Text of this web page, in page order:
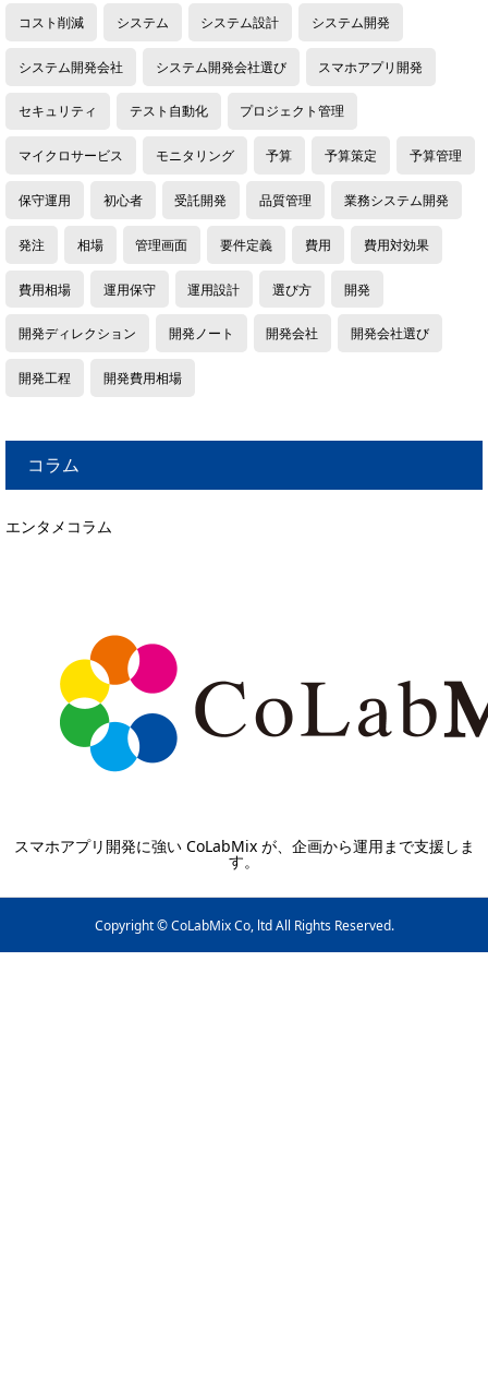
コスト削減 システム システム設計 システム開発
システム開発会社 システム開発会社選び スマホアプリ開発
セキュリティ テスト自動化 プロジェクト管理
マイクロサービス モニタリング 予算 予算策定 予算管理
保守運用 初心者 受託開発 品質管理 業務システム開発
発注 相場 管理画面 要件定義 費用 費用対効果
費用相場 運用保守 運用設計 選び方 開発
開発ディレクション 開発ノート 開発会社 開発会社選び
開発工程 開発費用相場
コラム
エンタメコラム
スマホアプリ開発に強い CoLabMix が、企画から運用まで支援しま
す。
Copyright © CoLabMix Co, ltd All Rights Reserved.